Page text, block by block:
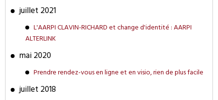
juillet 2021
L'AARPI CLAVIN-RICHARD et change d'identité : AARPI
ALTERLINK
mai 2020
Prendre rendez-vous en ligne et en visio, rien de plus facile
juillet 2018